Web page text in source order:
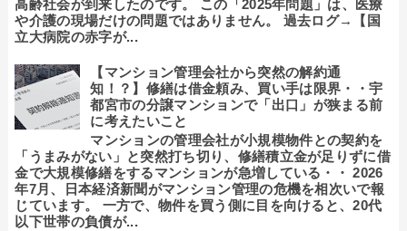
高齢社会が到来したのです。 この「2025年問題」は、医療
や介護の現場だけの問題ではありません。 過去ログ→【国
立大病院の赤字が...
【マンション管理会社から突然の解約通
知！？】修繕は借金頼み、買い手は限界・・宇
都宮市の分譲マンションで「出口」が狭まる前
に考えたいこと
マンションの管理会社が小規模物件との契約を
「うまみがない」と突然打ち切り、修繕積立金が足りずに借
金で大規模修繕をするマンションが急増している・・ 2026
年7月、日本経済新聞がマンション管理の危機を相次いで報
じています。 一方で、物件を買う側に目を向けると、20代
以下世帯の負債が...